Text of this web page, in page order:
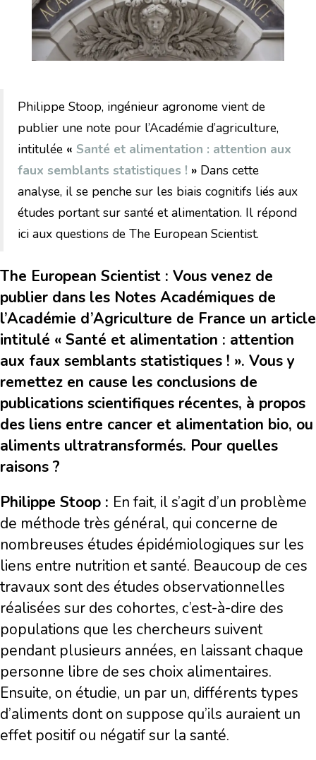
Philippe Stoop, ingénieur agronome vient de
publier une note pour l’Académie d’agriculture,
intitulée « Santé et alimentation : attention aux
faux semblants statistiques ! » Dans cette
analyse, il se penche sur les biais cognitifs liés aux
études portant sur santé et alimentation. Il répond
ici aux questions de The European Scientist.
The European Scientist : Vous venez de
publier dans les Notes Académiques de
l’Académie d’Agriculture de France un article
intitulé « Santé et alimentation : attention
aux faux semblants statistiques ! ». Vous y
remettez en cause les conclusions de
publications scientifiques récentes, à propos
des liens entre cancer et alimentation bio, ou
aliments ultratransformés. Pour quelles
raisons ?
Philippe Stoop : En fait, il s’agit d’un problème
de méthode très général, qui concerne de
nombreuses études épidémiologiques sur les
liens entre nutrition et santé. Beaucoup de ces
travaux sont des études observationnelles
réalisées sur des cohortes, c’est-à-dire des
populations que les chercheurs suivent
pendant plusieurs années, en laissant chaque
personne libre de ses choix alimentaires.
Ensuite, on étudie, un par un, différents types
d’aliments dont on suppose qu’ils auraient un
effet positif ou négatif sur la santé.